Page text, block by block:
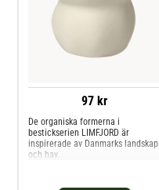
97 kr
De organiska formerna i
bestickserien LIMFJORD är
inspirerade av Danmarks landskap
och hav.